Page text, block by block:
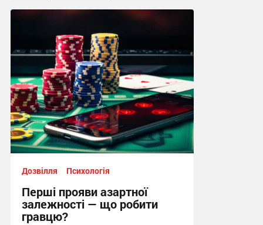
Дозвілля Психологія
Перші прояви азартної
залежності — що робити
гравцю?